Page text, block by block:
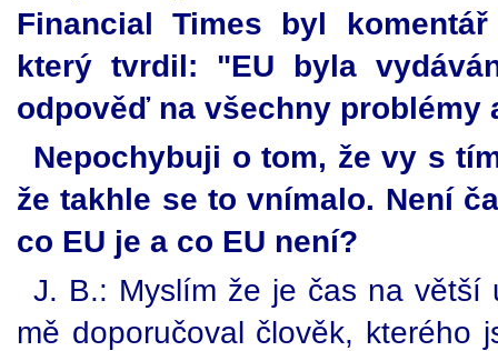
Financial Times byl
který tvrdil: "EU byla
odpověď na všechny problémy
Nepochybuji o tom, že vy s
že takhle se to vnímalo. Není
co EU je a co EU není?
J. B.: Myslím že je čas na větší
mě doporučoval člověk, kterého